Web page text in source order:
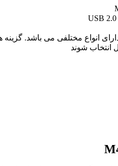
انواع مختلفی می باشد. گزینه
شوند